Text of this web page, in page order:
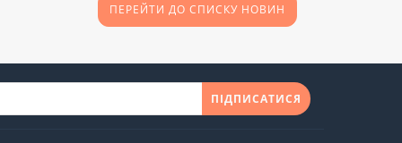
ПЕРЕЙТИ ДО СПИСКУ НОВИН
ПІДПИСАТИСЯ